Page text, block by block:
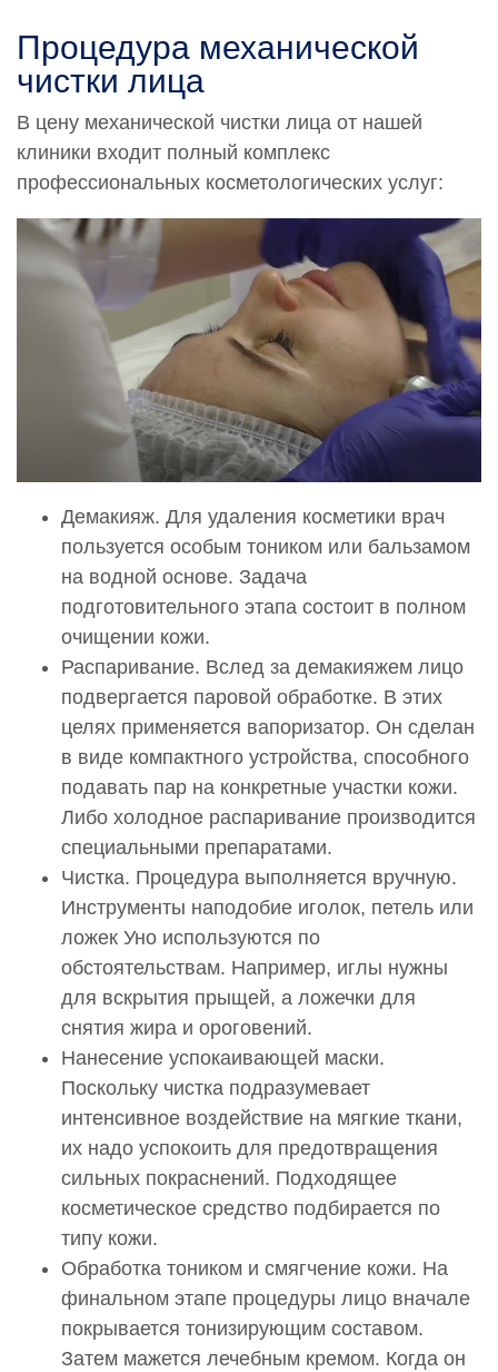
Процедура механической
чистки лица
В цену механической чистки лица от нашей
клиники входит полный комплекс
профессиональных косметологических услуг:
Демакияж. Для удаления косметики врач
пользуется особым тоником или бальзамом
на водной основе. Задача
подготовительного этапа состоит в полном
очищении кожи.
Распаривание. Вслед за демакияжем лицо
подвергается паровой обработке. В этих
целях применяется вапоризатор. Он сделан
в виде компактного устройства, способного
подавать пар на конкретные участки кожи.
Либо холодное распаривание производится
специальными препаратами.
Чистка. Процедура выполняется вручную.
Инструменты наподобие иголок, петель или
ложек Уно используются по
обстоятельствам. Например, иглы нужны
для вскрытия прыщей, а ложечки для
снятия жира и ороговений.
Нанесение успокаивающей маски.
Поскольку чистка подразумевает
интенсивное воздействие на мягкие ткани,
их надо успокоить для предотвращения
сильных покраснений. Подходящее
косметическое средство подбирается по
типу кожи.
Обработка тоником и смягчение кожи. На
финальном этапе процедуры лицо вначале
покрывается тонизирующим составом.
Затем мажется лечебным кремом. Когда он